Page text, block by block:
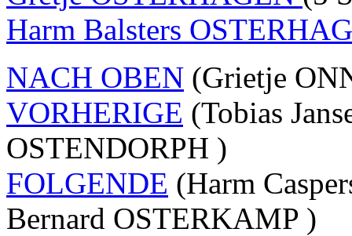
Harm Balsters
NACH OBEN (Grietje
VORHERIGE (Tobias
OSTENDORPH )
FOLGENDE (Harm
Bernard OSTERKAMP )